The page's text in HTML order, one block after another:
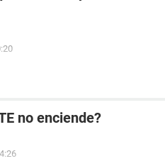
no enciende?